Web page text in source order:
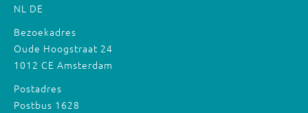
NL DE
Bezoekadres
Oude Hoogstraat 24
1012 CE Amsterdam
Postadres
Postbus 1628